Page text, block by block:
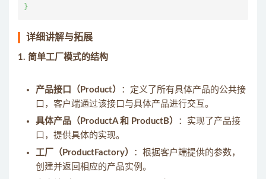
详细讲解与拓展
1. 简单工厂模式的结构
产品接口（Product）
：定义了所有具体产品的公共接
口，客户端通过该接口与具体产品进行交互。
具体产品（ProductA 和 ProductB）
：实现了产品接
口，提供具体的实现。
工厂（ProductFactory）
：根据客户端提供的参数，
创建并返回相应的产品实例。